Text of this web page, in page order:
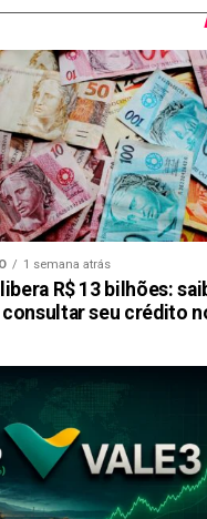
1 semana atrás
libera R$ 13 bilhões:
seu crédito